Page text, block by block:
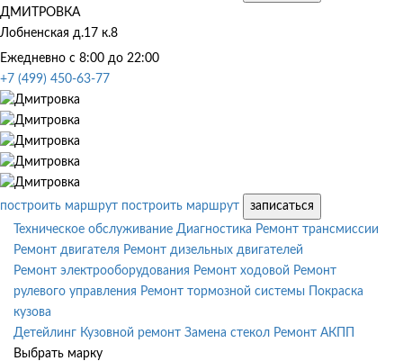
ДМИТРОВКА
Лобненская д.17 к.8
Ежедневно с 8:00 до 22:00
+7 (499) 450-63-77
построить маршрут построить маршрут
записаться
Техническое обслуживание Диагностика Ремонт трансмиссии
Ремонт двигателя Ремонт дизельных двигателей
Ремонт электрооборудования Ремонт ходовой Ремонт
рулевого управления Ремонт тормозной системы
Покраска
кузова
Детейлинг Кузовной ремонт Замена стекол Ремонт АКПП
Выбрать марку